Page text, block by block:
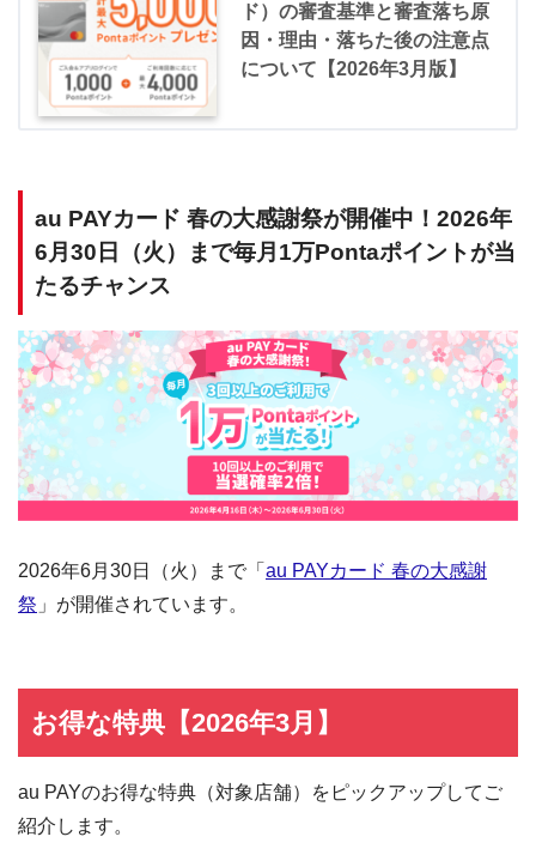
ド）の審査基準と審査落ち原
因・理由・落ちた後の注意点
について【2026年3月版】
au PAYカード 春の大感謝祭が開催中！2026年
6月30日（火）まで毎月1万Pontaポイントが当
たるチャンス
2026年6月30日（火）まで「 au PAYカード 春の大感謝
祭 」が開催されています。
お得な特典【2026年3月】
au PAYのお得な特典（対象店舗）をピックアップしてご
紹介します。